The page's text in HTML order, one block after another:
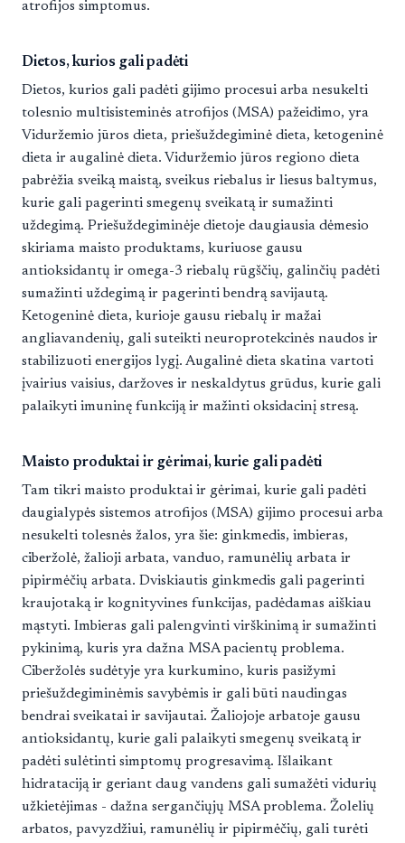
atrofijos simptomus.
Dietos, kurios gali padėti
Dietos, kurios gali padėti gijimo procesui arba nesukelti
tolesnio multisisteminės atrofijos (MSA) pažeidimo, yra
Viduržemio jūros dieta, priešuždegiminė dieta, ketogeninė
dieta ir augalinė dieta. Viduržemio jūros regiono dieta
pabrėžia sveiką maistą, sveikus riebalus ir liesus baltymus,
kurie gali pagerinti smegenų sveikatą ir sumažinti
uždegimą. Priešuždegiminėje dietoje daugiausia dėmesio
skiriama maisto produktams, kuriuose gausu
antioksidantų ir omega-3 riebalų rūgščių, galinčių padėti
sumažinti uždegimą ir pagerinti bendrą savijautą.
Ketogeninė dieta, kurioje gausu riebalų ir mažai
angliavandenių, gali suteikti neuroprotekcinės naudos ir
stabilizuoti energijos lygį. Augalinė dieta skatina vartoti
įvairius vaisius, daržoves ir neskaldytus grūdus, kurie gali
palaikyti imuninę funkciją ir mažinti oksidacinį stresą.
Maisto produktai ir gėrimai, kurie gali padėti
Tam tikri maisto produktai ir gėrimai, kurie gali padėti
daugialypės sistemos atrofijos (MSA) gijimo procesui arba
nesukelti tolesnės žalos, yra šie: ginkmedis, imbieras,
ciberžolė, žalioji arbata, vanduo, ramunėlių arbata ir
pipirmėčių arbata. Dviskiautis ginkmedis gali pagerinti
kraujotaką ir kognityvines funkcijas, padėdamas aiškiau
mąstyti. Imbieras gali palengvinti virškinimą ir sumažinti
pykinimą, kuris yra dažna MSA pacientų problema.
Ciberžolės sudėtyje yra kurkumino, kuris pasižymi
priešuždegiminėmis savybėmis ir gali būti naudingas
bendrai sveikatai ir savijautai. Žaliojoje arbatoje gausu
antioksidantų, kurie gali palaikyti smegenų sveikatą ir
padėti sulėtinti simptomų progresavimą. Išlaikant
hidrataciją ir geriant daug vandens gali sumažėti vidurių
užkietėjimas - dažna sergančiųjų MSA problema. Žolelių
arbatos, pavyzdžiui, ramunėlių ir pipirmėčių, gali turėti